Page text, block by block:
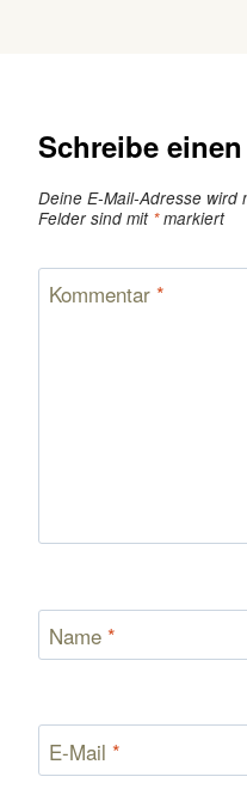
Schreibe
Deine E-Mail-Adresse wird
Felder sind mit *markiert
Kommentar *
Name *
E-Mail *